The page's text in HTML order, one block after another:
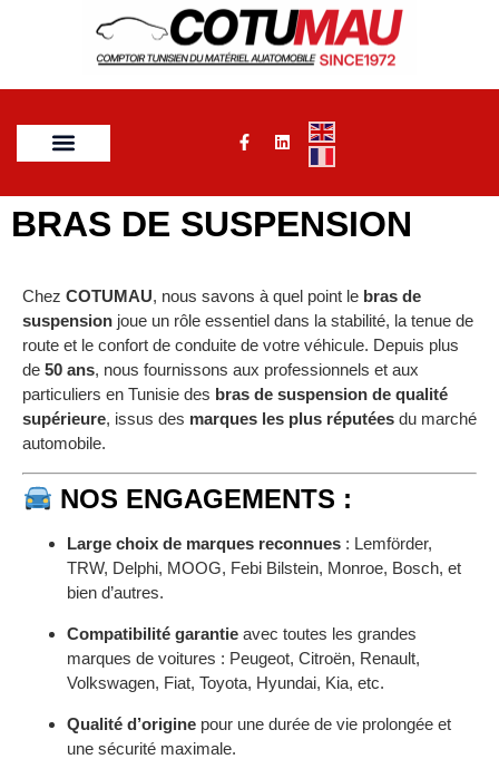
BRAS DE SUSPENSION
Chez COTUMAU, nous savons à quel point le bras de
suspension joue un rôle essentiel dans la stabilité, la tenue de
route et le confort de conduite de votre véhicule. Depuis plus
de 50 ans, nous fournissons aux professionnels et aux
particuliers en Tunisie des bras de suspension de qualité
supérieure, issus des marques les plus réputées du marché
automobile.
NOS ENGAGEMENTS :
Large choix de marques reconnues : Lemförder,
TRW, Delphi, MOOG, Febi Bilstein, Monroe, Bosch, et
bien d’autres.
Compatibilité garantie avec toutes les grandes
marques de voitures : Peugeot, Citroën, Renault,
Volkswagen, Fiat, Toyota, Hyundai, Kia, etc.
Qualité d’origine pour une durée de vie prolongée et
une sécurité maximale.